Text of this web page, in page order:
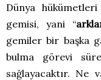
Dünya
gemisi, yani “
gemiler bir başka
bulma görevi
sağlayacaktır. Ne